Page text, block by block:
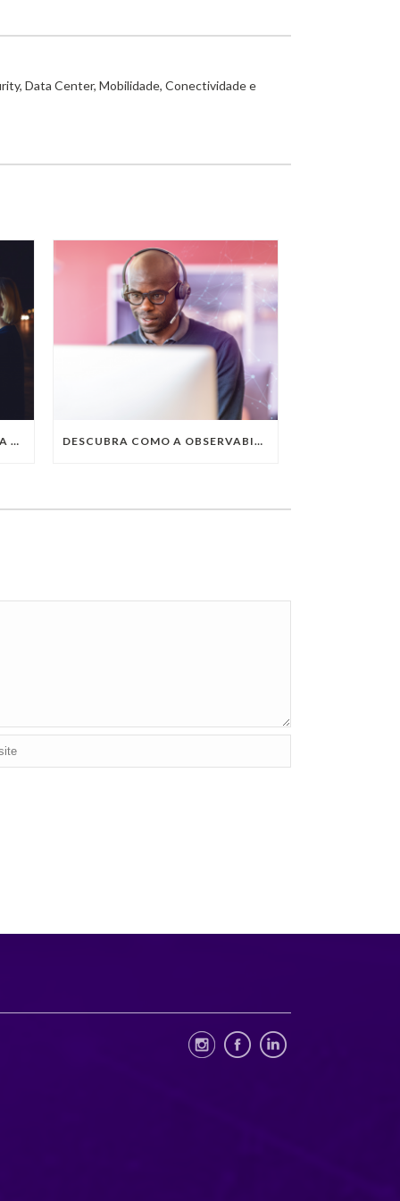
Data Center, Mobilidade, Conectividade e
QUAIS SÃO AS TENDÊNCIAS DA TECNOLOGIA DA INFORMAÇÃO PARA 2023? DESCUBRA COMO A OBSERVABILITY IMPULSIONA O SUCESSO DO SEU NEGÓCIO